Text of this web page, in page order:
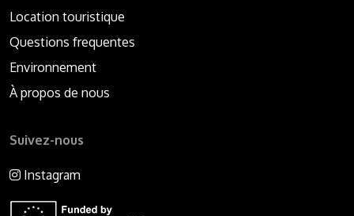
Location touristique
Questions frequentes
Environnement
À propos de nous
Suivez-nous
Instagram